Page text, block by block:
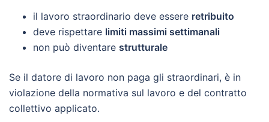
il lavoro straordinario deve essere retribuito
deve rispettare limiti massimi settimanali
non può diventare strutturale
Se il datore di lavoro non paga gli straordinari, è in
violazione della normativa sul lavoro e del contratto
collettivo applicato.